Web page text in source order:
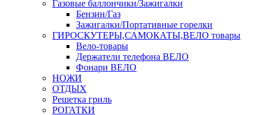
Газовые баллончики/Зажигалки
Бензин/Газ
Зажигалки/Портативные горелки
ГИРОСКУТЕРЫ,САМОКАТЫ,ВЕЛО товары
Вело-товары
Держатели телефона ВЕЛО
Фонари ВЕЛО
НОЖИ
ОТДЫХ
Решетка гриль
РОГАТКИ